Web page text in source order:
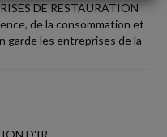
DE RESTAURATION
de la consommation et
garde les entreprises de la
D'IR